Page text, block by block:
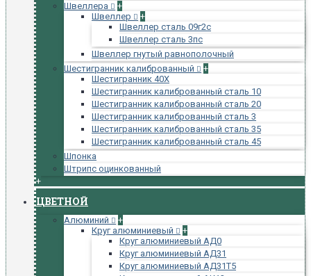
Швеллера
+
Швеллер
+
Швеллер сталь 09г2с
Швеллер сталь 3пс
Швеллер гнутый равнополочный
Шестигранник калиброванный
+
Шестигранник 40Х
Шестигранник калиброванный сталь 10
Шестигранник калиброванный сталь 20
Шестигранник калиброванный сталь 3
Шестигранник калиброванный сталь 35
Шестигранник калиброванный сталь 45
Шпонка
Штрипс оцинкованный
+
ЦВЕТНОЙ
Алюминий
+
Круг алюминиевый
+
Круг алюминиевый АД0
Круг алюминиевый АД31
Круг алюминиевый АД31Т5